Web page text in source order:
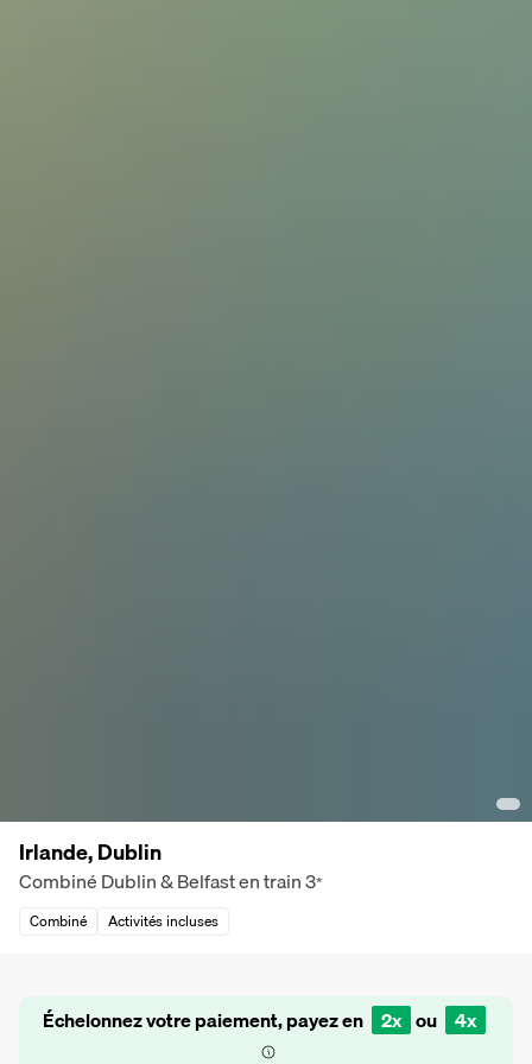
Irlande, Dublin
Combiné Dublin & Belfast en train3*
Combiné Activités incluses
Échelonnez votre paiement, payez en 2x ou 4x